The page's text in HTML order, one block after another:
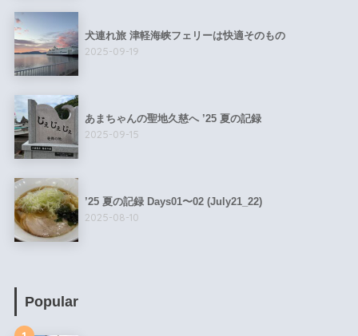
犬連れ旅 津軽海峡フェリーは快適そのもの
2025-09-19
あまちゃんの聖地久慈へ ’25 夏の記録
2025-09-15
’25 夏の記録 Days01〜02 (July21_22)
2025-08-10
Popular